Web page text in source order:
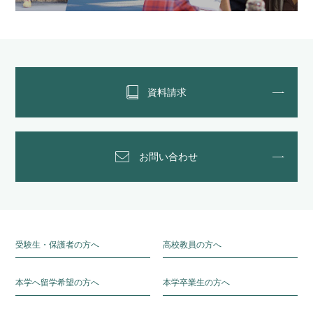
資料請求
お問い合わせ
受験生・保護者の方へ 高校教員の方へ
本学へ留学希望の方へ 本学卒業生の方へ